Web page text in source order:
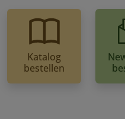
Katalog
bestellen